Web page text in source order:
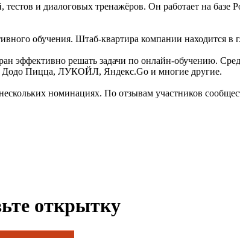
и диалоговых тренажёров. Он работает на базе
обучения. Штаб-квартира компании находится в
эффективно решать задачи по онлайн-обучению.
Пицца, ЛУКОЙЛ, Яндекс.Go и многие другие.
номинациях. По отзывам участников
открытку